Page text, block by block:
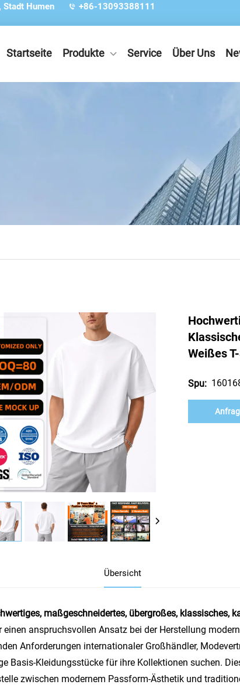
Stadt Humen
+86-13093388111
Startseite Produkte Service Über Uns
Weißes
Spu:
Übersicht
maßgeschneidertes, übergroßes, klassisches,
einen anspruchsvollen Ansatz bei der Herstellung
Anforderungen internationaler Großhändler,
Basis-Kleidungsstücke für ihre Kollektionen suchen.
zwischen modernem Passform-Ästhetik und